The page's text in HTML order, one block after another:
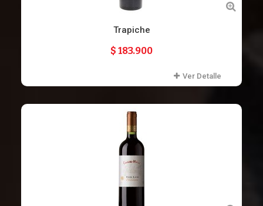
Trapiche
$ 183.900
Ver Detalle